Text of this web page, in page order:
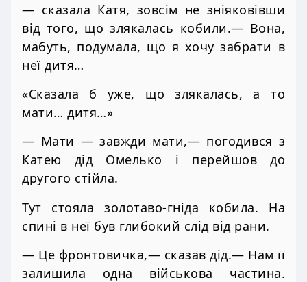
— сказала Катя, зовсім не зніяковівши
від того, що злякалась кобили.— Вона,
мабуть, подумала, що я хочу забрати в
неї дитя…
«Сказала б уже, що злякалась, а то
мати… дитя…»
— Мати — завжди мати,— погодився з
Катею дід Омелько і перейшов до
другого стійла.
Тут стояла золотаво-гніда кобила. На
спині в неї був глибокий слід від рани.
— Це фронтовичка,— сказав дід.— Нам її
залишила одна військова частина.